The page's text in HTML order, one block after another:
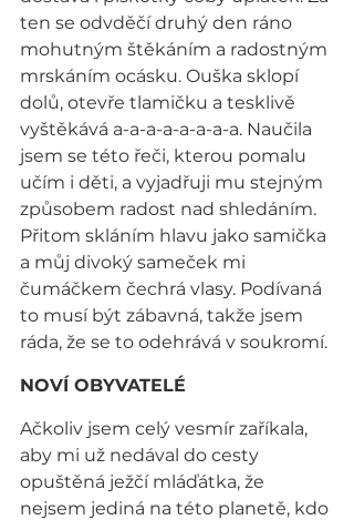
ten se odvděčí druhý den ráno
mohutným štěkáním a radostným
mrskáním ocásku. Ouška sklopí
dolů, otevře tlamičku a tesklivě
vyštěkává a-a-a-a-a-a-a-a. Naučila
jsem se této řeči, kterou pomalu
učím i děti, a vyjadřuji mu stejným
způsobem radost nad shledáním.
Přitom skláním hlavu jako samička
a můj divoký sameček mi
čumáčkem čechrá vlasy. Podívaná
to musí být zábavná, takže jsem
ráda, že se to odehrává v soukromí.
NOVÍ OBYVATELÉ
Ačkoliv jsem celý vesmír zaříkala,
aby mi už nedával do cesty
opuštěná ježčí mláďátka, že
nejsem jediná na této planetě, kdo